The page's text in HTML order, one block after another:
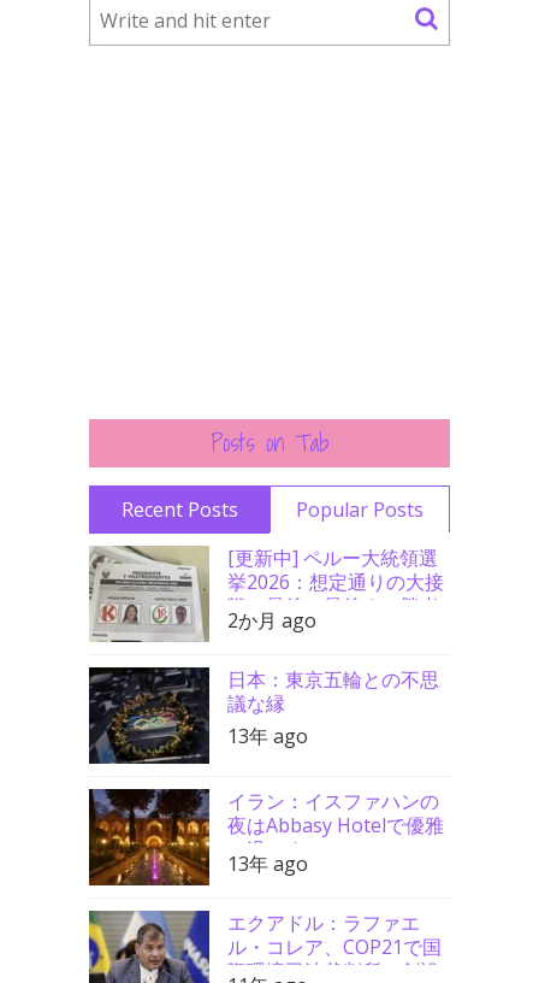
Posts on Tab
Recent Posts
Popular Posts
[更新中] ペルー大統領選
挙2026：想定通りの大接
戦、最後の最後まで勝者
分からず
2か月 ago
日本：東京五輪との不思
議な縁
13年 ago
イラン：イスファハンの
夜はAbbasy Hotelで優雅
に過ごす
13年 ago
エクアドル：ラファエ
ル・コレア、COP21で国
際環境司法裁判所の創設